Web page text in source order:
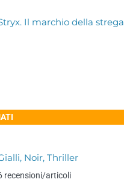
Il marchio della strega
Noir, Thriller
recensioni/articoli